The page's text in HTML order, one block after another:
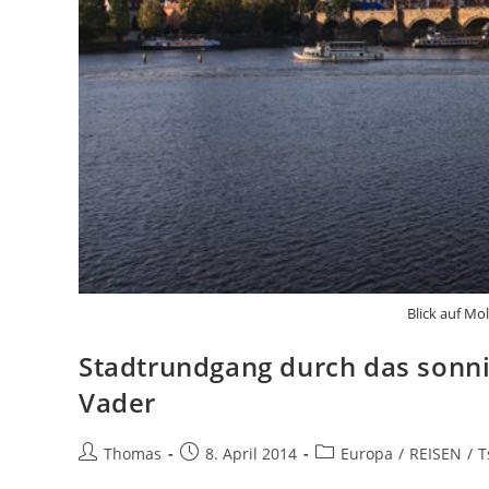
Blick auf
Stadtrundgang durch das
Vader
Beitrags-
Thomas
Beitrag8. April 2014
Beitrags-
Europa / REISEN /